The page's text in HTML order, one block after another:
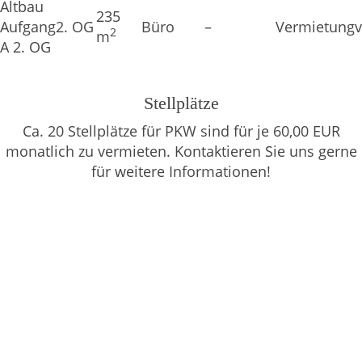
Altbau
Aufgang
A 2. OG
2. OG
235
m2 Büro – Vermietung
Stellplätze
Ca. 20 Stellplätze für PKW sind für je 60,00 EUR
monatlich zu vermieten. Kontaktieren Sie uns gerne
für weitere Informationen!